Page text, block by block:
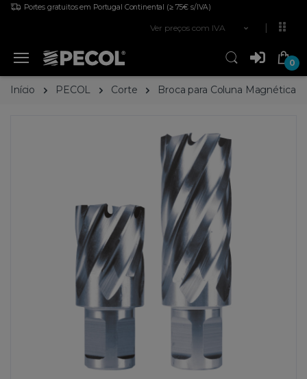
Portes gratuitos em Portugal Continental (≥ 75€ s/IVA)
Ver preços com IVA
0
Início PECOL Corte Broca para Coluna Magnética